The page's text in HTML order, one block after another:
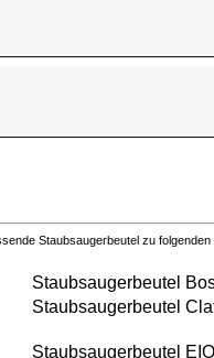
Staubsaugerbeutel zu folgenden
Staubsaugerbeutel
Staubsaugerbeutel
Staubsaugerbeutel